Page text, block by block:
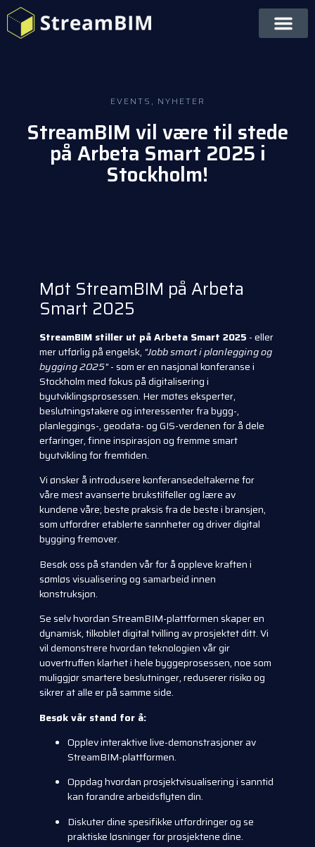
EVENTS , NYHETER
StreamBIM vil være til stede
på Arbeta Smart 2025 i
Stockholm!
Møt StreamBIM på Arbeta
Smart 2025
StreamBIM stiller ut på Arbeta Smart 2025 - eller
mer utførlig på engelsk, "Jobb smart i planlegging og
bygging 2025"- som er en nasjonal konferanse i
Stockholm med fokus på digitalisering i
byutviklingsprosessen. Her møtes eksperter,
beslutningstakere og interessenter fra bygg-,
planleggings-, geodata- og GIS-verdenen for å dele
erfaringer, finne inspirasjon og fremme smart
byutvikling for fremtiden.
Vi ønsker å introdusere konferansedeltakerne for
våre mest avanserte brukstilfeller og lære av
kundene våre; beste praksis fra de beste i bransjen,
som utfordrer etablerte sannheter og driver digital
bygging fremover.
Besøk oss på standen vår for å oppleve kraften i
sømløs visualisering og samarbeid innen
konstruksjon.
Se selv hvordan StreamBIM-plattformen skaper en
dynamisk, tilkoblet digital tvilling av prosjektet ditt. Vi
vil demonstrere hvordan teknologien vår gir
uovertruffen klarhet i hele byggeprosessen, noe som
muliggjør smartere beslutninger, reduserer risiko og
sikrer at alle er på samme side.
Besøk vår stand for å:
Opplev interaktive live-demonstrasjoner av
StreamBIM-plattformen.
Oppdag hvordan prosjektvisualisering i sanntid
kan forandre arbeidsflyten din.
Diskuter dine spesifikke utfordringer og se
praktiske løsninger for prosjektene dine.